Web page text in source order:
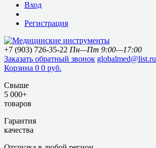
Вход
Регистрация
+7 (903) 726-35-22 Пн—Пт 9:00—17:00
Заказать обратный звонок globalmed@list.ru
Корзина 0 0 руб.
Свыше
5 000+
товаров
Гарантия
качества